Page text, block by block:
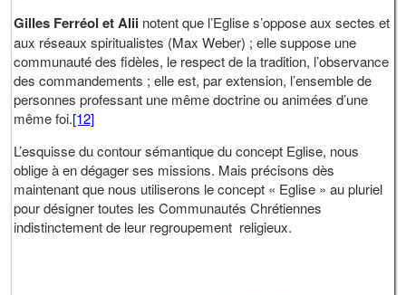
Gilles Ferréol et Alii notent que l’Eglise s’oppose aux sectes et
aux réseaux spiritualistes (Max Weber) ; elle suppose une
communauté des fidèles, le respect de la tradition, l’observance
des commandements ; elle est, par extension, l’ensemble de
personnes professant une même doctrine ou animées d’une
même foi.[12]
L’esquisse du contour sémantique du concept Eglise, nous
oblige à en dégager ses missions. Mais précisons dès
maintenant que nous utiliserons le concept « Eglise » au pluriel
pour désigner toutes les Communautés Chrétiennes
indistinctement de leur regroupement religieux.